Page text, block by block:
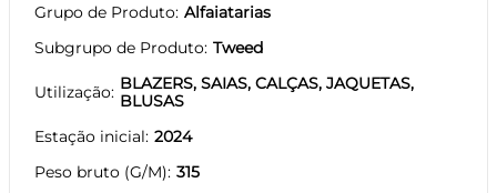
Grupo de Produto Alfaiatarias
Subgrupo de Produto Tweed
Utilização BLAZERS, SAIAS, CALÇAS, JAQUETAS,
BLUSAS
Estação inicial 2024
Peso bruto (G/M) 315